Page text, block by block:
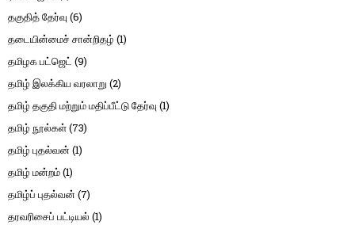
தகுதித் தேர்வு (6)
தடையின்மைச் சான்றிதழ் (1)
தமிழக பட்ஜெட் (9)
தமிழ் இலக்கிய வரலாறு (2)
தமிழ் தகுதி மற்றும் மதிப்பீட்டு தேர்வு (1)
தமிழ் நூல்கள்(73)
தமிழ் புதல்வன் (1)
தமிழ் மன்றம்(1)
தமிழ்ப் புதல்வன் (7)
தரவரிசைப் பட்டியல் (1)